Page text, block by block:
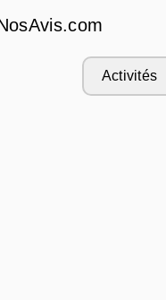
Activités